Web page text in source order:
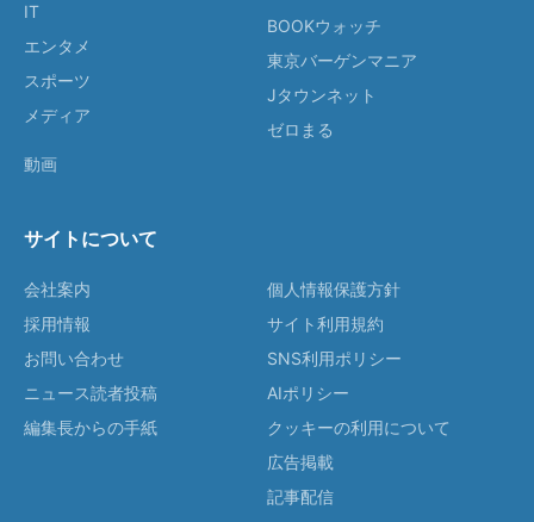
IT
エンタメ
スポーツ
メディア
動画
BOOKウォッチ
東京バーゲンマニア
Jタウンネット
ゼロまる
サイトについて
会社案内
採用情報
お問い合わせ
ニュース読者投稿
編集長からの手紙
個人情報保護方針
サイト利用規約
SNS利用ポリシー
AIポリシー
クッキーの利用について
広告掲載
記事配信